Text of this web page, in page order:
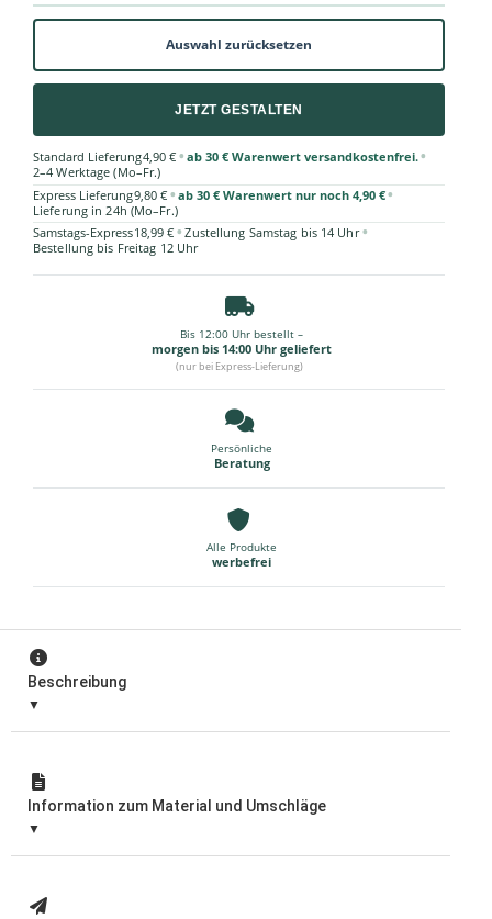
Auswahl zurücksetzen
JETZT GESTALTEN
Standard Lieferung4,90 € • ab 30 € Warenwert versandkostenfrei.•
2–4 Werktage (Mo–Fr.)
Express Lieferung9,80 € • ab 30 € Warenwert nur noch 4,90 €•
Lieferung in 24h (Mo–Fr.)
Samstags-Express18,99 € • Zustellung Samstag bis 14 Uhr •
Bestellung bis Freitag 12 Uhr
Bis 12:00 Uhr bestellt –
morgen bis 14:00 Uhr geliefert
(nur bei Express-Lieferung)
Persönliche
Beratung
Alle Produkte
werbefrei
Beschreibung
Information zum Material und Umschläge